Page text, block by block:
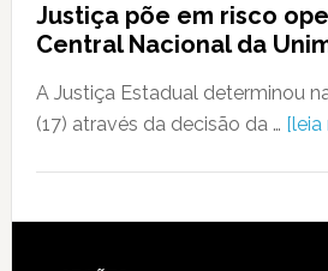
Justiça põe em risco
Central Nacional da
A Justiça Estadual determinou
(17) através da decisão da … [leia